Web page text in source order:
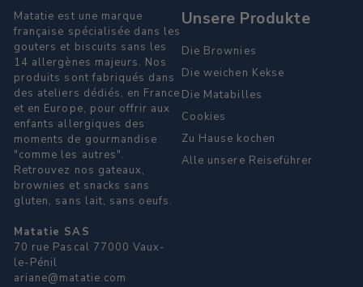
Matatie est une marque
française spécialisée dans les
gouters et biscuits sans les
14 allergènes majeurs. Nos
produits sont fabriqués dans
des ateliers dédiés, en France
et en Europe, pour offrir aux
enfants allergiques des
moments de gourmandise
"comme les autres".
Retrouvez nos gateaux,
brownies et snacks sans
gluten, sans lait, sans oeufs.
Matatie SAS
70 rue Pascal 77000 Vaux-
le-Pénil
ariane@matatie.com
Unsere Produkte
Die Brownies
Die weichen Kekse
Die Matabilles
Cookies
Zu Hause kochen
Alle unsere Reiseführer